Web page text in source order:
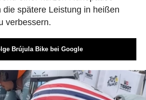
die spätere Leistung in heißen
verbessern.
Brújula Bike bei Google